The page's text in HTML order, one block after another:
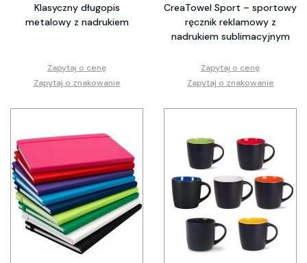
Klasyczny długopis
metalowy z nadrukiem
Zapytaj o cenę
Zapytaj o znakowanie
CreaTowel Sport – sportowy
ręcznik reklamowy z
nadrukiem sublimacyjnym
Zapytaj o cenę
Zapytaj o znakowanie